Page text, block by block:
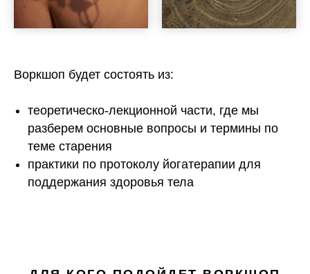
Воркшоп будет состоять из:
теоретическо-лекционной части, где мы
разберем основные вопросы и термины по
теме старения
практики по протоколу йогатерапии для
поддержания здоровья тела